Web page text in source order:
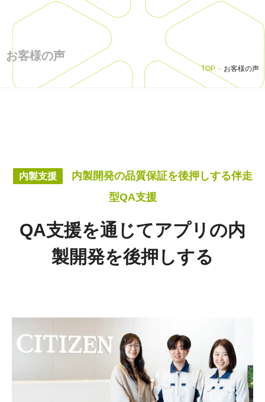
お客様の声
TOP お客様の声
内製支援
内製開発の品質保証を後押しする伴走
型QA支援
QA支援を通じてアプリの内
製開発を後押しする